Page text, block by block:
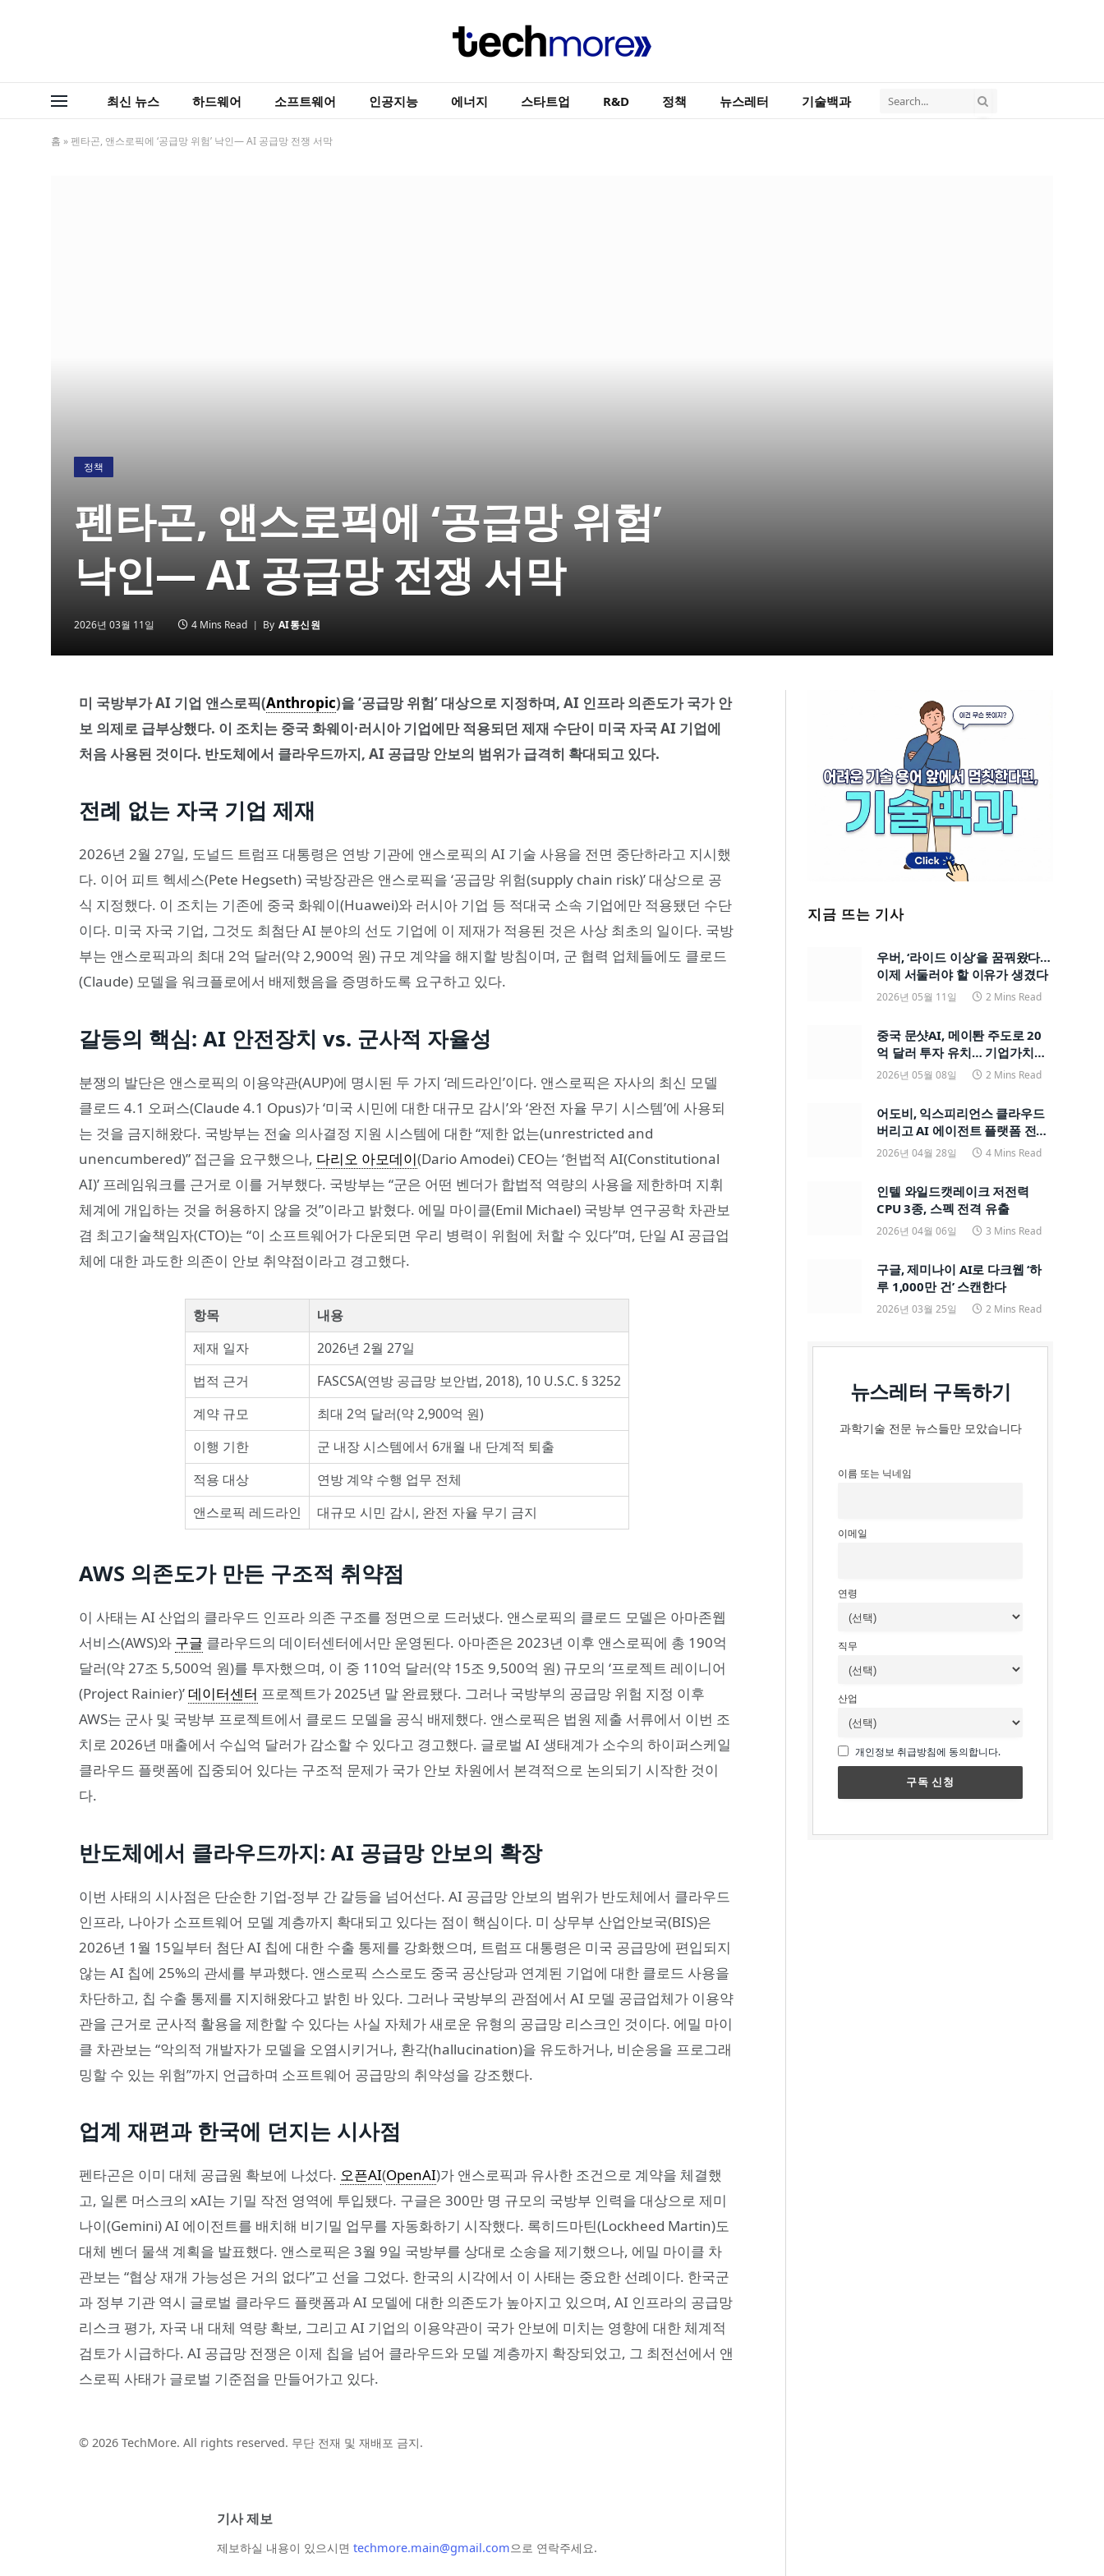
최신 뉴스 하드웨어 소프트웨어 인공지능 에너지 스타트업 R&D 정책 뉴스레터 기술백과
홈 » 펜타곤, 앤스로픽에 ‘공급망 위험’ 낙인— AI 공급망 전쟁 서막
정책
펜타곤, 앤스로픽에 ‘공급망 위험’
낙인— AI 공급망 전쟁 서막
2026년 03월 11일 4 Mins Read By AI통신원
미 국방부가 AI 기업 앤스로픽(Anthropic)을 ‘공급망 위험’ 대상으로 지정하며, AI 인프라 의존도가 국가 안
보 의제로 급부상했다. 이 조치는 중국 화웨이·러시아 기업에만 적용되던 제재 수단이 미국 자국 AI 기업에
처음 사용된 것이다. 반도체에서 클라우드까지, AI 공급망 안보의 범위가 급격히 확대되고 있다.
전례 없는 자국 기업 제재
2026년 2월 27일, 도널드 트럼프 대통령은 연방 기관에 앤스로픽의 AI 기술 사용을 전면 중단하라고 지시했
다. 이어 피트 헥세스(Pete Hegseth) 국방장관은 앤스로픽을 ‘공급망 위험(supply chain risk)’ 대상으로 공
식 지정했다. 이 조치는 기존에 중국 화웨이(Huawei)와 러시아 기업 등 적대국 소속 기업에만 적용됐던 수단
이다. 미국 자국 기업, 그것도 최첨단 AI 분야의 선도 기업에 이 제재가 적용된 것은 사상 최초의 일이다. 국방
부는 앤스로픽과의 최대 2억 달러(약 2,900억 원) 규모 계약을 해지할 방침이며, 군 협력 업체들에도 클로드
(Claude) 모델을 워크플로에서 배제했음을 증명하도록 요구하고 있다.
갈등의 핵심: AI 안전장치 vs. 군사적 자율성
분쟁의 발단은 앤스로픽의 이용약관(AUP)에 명시된 두 가지 ‘레드라인’이다. 앤스로픽은 자사의 최신 모델
클로드 4.1 오퍼스(Claude 4.1 Opus)가 ‘미국 시민에 대한 대규모 감시’와 ‘완전 자율 무기 시스템’에 사용되
는 것을 금지해왔다. 국방부는 전술 의사결정 지원 시스템에 대한 “제한 없는(unrestricted and
unencumbered)” 접근을 요구했으나, 다리오 아모데이(Dario Amodei) CEO는 ‘헌법적 AI(Constitutional
AI)’ 프레임워크를 근거로 이를 거부했다. 국방부는 “군은 어떤 벤더가 합법적 역량의 사용을 제한하며 지휘
체계에 개입하는 것을 허용하지 않을 것”이라고 밝혔다. 에밀 마이클(Emil Michael) 국방부 연구공학 차관보
겸 최고기술책임자(CTO)는 “이 소프트웨어가 다운되면 우리 병력이 위험에 처할 수 있다”며, 단일 AI 공급업
체에 대한 과도한 의존이 안보 취약점이라고 경고했다.
항목
내용
제재 일자
2026년 2월 27일
법적 근거
FASCSA(연방 공급망 보안법, 2018), 10 U.S.C. § 3252
계약 규모
최대 2억 달러(약 2,900억 원)
이행 기한
군 내장 시스템에서 6개월 내 단계적 퇴출
적용 대상
연방 계약 수행 업무 전체
앤스로픽 레드라인
대규모 시민 감시, 완전 자율 무기 금지
AWS 의존도가 만든 구조적 취약점
이 사태는 AI 산업의 클라우드 인프라 의존 구조를 정면으로 드러냈다. 앤스로픽의 클로드 모델은 아마존웹
서비스(AWS)와 구글 클라우드의 데이터센터에서만 운영된다. 아마존은 2023년 이후 앤스로픽에 총 190억
달러(약 27조 5,500억 원)를 투자했으며, 이 중 110억 달러(약 15조 9,500억 원) 규모의 ‘프로젝트 레이니어
(Project Rainier)’데이터센터 프로젝트가 2025년 말 완료됐다. 그러나 국방부의 공급망 위험 지정 이후
AWS는 군사 및 국방부 프로젝트에서 클로드 모델을 공식 배제했다. 앤스로픽은 법원 제출 서류에서 이번 조
치로 2026년 매출에서 수십억 달러가 감소할 수 있다고 경고했다. 글로벌 AI 생태계가 소수의 하이퍼스케일
클라우드 플랫폼에 집중되어 있다는 구조적 문제가 국가 안보 차원에서 본격적으로 논의되기 시작한 것이
다.
반도체에서 클라우드까지: AI 공급망 안보의 확장
이번 사태의 시사점은 단순한 기업-정부 간 갈등을 넘어선다. AI 공급망 안보의 범위가 반도체에서 클라우드
인프라, 나아가 소프트웨어 모델 계층까지 확대되고 있다는 점이 핵심이다. 미 상무부 산업안보국(BIS)은
2026년 1월 15일부터 첨단 AI 칩에 대한 수출 통제를 강화했으며, 트럼프 대통령은 미국 공급망에 편입되지
않는 AI 칩에 25%의 관세를 부과했다. 앤스로픽 스스로도 중국 공산당과 연계된 기업에 대한 클로드 사용을
차단하고, 칩 수출 통제를 지지해왔다고 밝힌 바 있다. 그러나 국방부의 관점에서 AI 모델 공급업체가 이용약
관을 근거로 군사적 활용을 제한할 수 있다는 사실 자체가 새로운 유형의 공급망 리스크인 것이다. 에밀 마이
클 차관보는 “악의적 개발자가 모델을 오염시키거나, 환각(hallucination)을 유도하거나, 비순응을 프로그래
밍할 수 있는 위험”까지 언급하며 소프트웨어 공급망의 취약성을 강조했다.
업계 재편과 한국에 던지는 시사점
펜타곤은 이미 대체 공급원 확보에 나섰다. 오픈AI(OpenAI)가 앤스로픽과 유사한 조건으로 계약을 체결했
고, 일론 머스크의 xAI는 기밀 작전 영역에 투입됐다. 구글은 300만 명 규모의 국방부 인력을 대상으로 제미
나이(Gemini) AI 에이전트를 배치해 비기밀 업무를 자동화하기 시작했다. 록히드마틴(Lockheed Martin)도
대체 벤더 물색 계획을 발표했다. 앤스로픽은 3월 9일 국방부를 상대로 소송을 제기했으나, 에밀 마이클 차
관보는 “협상 재개 가능성은 거의 없다”고 선을 그었다. 한국의 시각에서 이 사태는 중요한 선례이다. 한국군
과 정부 기관 역시 글로벌 클라우드 플랫폼과 AI 모델에 대한 의존도가 높아지고 있으며, AI 인프라의 공급망
리스크 평가, 자국 내 대체 역량 확보, 그리고 AI 기업의 이용약관이 국가 안보에 미치는 영향에 대한 체계적
검토가 시급하다. AI 공급망 전쟁은 이제 칩을 넘어 클라우드와 모델 계층까지 확장되었고, 그 최전선에서 앤
스로픽 사태가 글로벌 기준점을 만들어가고 있다.
© 2026 TechMore. All rights reserved. 무단 전재 및 재배포 금지.
기사 제보
제보하실 내용이 있으시면 techmore.main@gmail.com으로 연락주세요.
지금 뜨는 기사
우버, ‘라이드 이상’을 꿈꿔왔다…
이제 서둘러야 할 이유가 생겼다
2026년 05월 11일 2 Mins Read
중국 문샷AI, 메이퇀 주도로 20
억 달러 투자 유치… 기업가치
200억 달러
2026년 05월 08일 2 Mins Read
어도비, 익스피리언스 클라우드
버리고 AI 에이전트 플랫폼 전면
전환
2026년 04월 28일 4 Mins Read
인텔 와일드캣레이크 저전력
CPU 3종, 스펙 전격 유출
2026년 04월 06일 3 Mins Read
구글, 제미나이 AI로 다크웹 ‘하
루 1,000만 건’ 스캔한다
2026년 03월 25일 2 Mins Read
뉴스레터 구독하기
과학기술 전문 뉴스들만 모았습니다
이름 또는 닉네임
이메일
연령
직무
산업
개인정보 취급방침에 동의합니다.